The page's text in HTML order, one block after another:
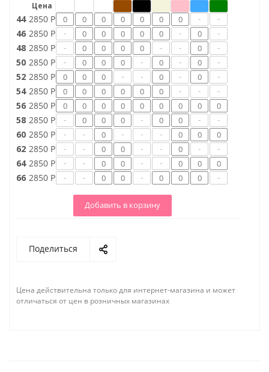
Цена
44 2850 Р -
-
46 2850 Р - -
-
48 2850 Р - - -
-
50 2850 Р - - -
-
52 2850 Р - - -
-
54 2850 Р - -
-
56 2850 Р
58 2850 Р - - -
-
60 2850 Р - - - -
-
62 2850 Р - - - - -
-
64 2850 Р - - -
-
66 2850 Р - - - -
Добавить в корзину
Поделиться
Цена действительна только для интернет-магазина и может
отличаться от цен в розничных магазинах